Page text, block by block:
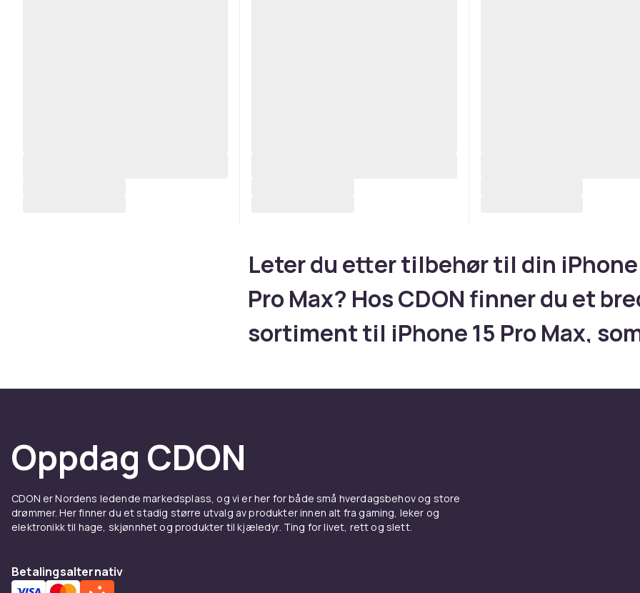
Leter du etter tilbehør til din iPhone
Pro Max? Hos CDON finner du et
sortiment til iPhone 15 Pro Max,
Leter du etter tilbehør til din iPhone 15 Pro Max? Hos CDON finner du et
sortiment til iPhone 15 Pro Max, som har trippelt kamera med 5x zoom,
120Hz og Action-knapp og titaniumramme, 5x telezoom og USB 3. Enten
Oppdag CDON
CDON er Nordens ledende markedsplass, og vi er her for både små hverdagsbehov og store
drømmer. Her finner du et stadig større utvalg av produkter innen alt fra gaming, leker og
elektronikk til hage, skjønnhet og produkter til kjæledyr. Ting for livet, rett og slett.
Betalingsalternativ